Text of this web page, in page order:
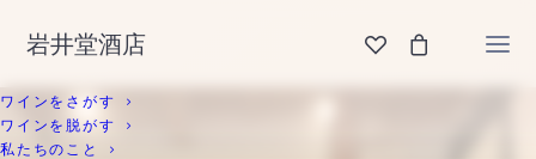
岩井堂酒店
ワインをさがす
ワインを脱がす
私たちのこと